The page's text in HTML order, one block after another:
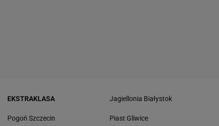
EKSTRAKLASA
Pogoń Szczecin
Jagiellonia Białystok
Piast Gliwice